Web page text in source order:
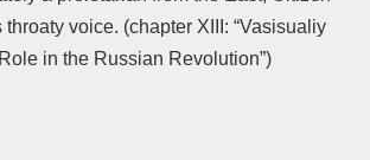
voice. (chapter XIII: “Vasisualiy
in the Russian Revolution”)